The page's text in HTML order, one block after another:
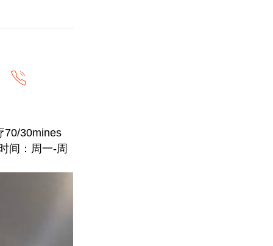
70/30mines
周一-周